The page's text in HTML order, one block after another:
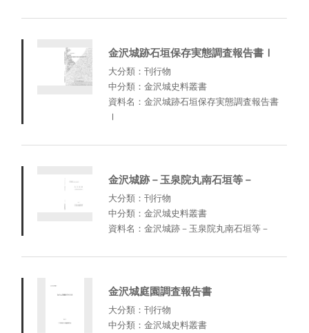
金沢城跡石垣保存実態調査報告書Ⅰ
大分類：刊行物
中分類：金沢城史料叢書
資料名：金沢城跡石垣保存実態調査報告書
Ⅰ
金沢城跡－玉泉院丸南石垣等－
大分類：刊行物
中分類：金沢城史料叢書
資料名：金沢城跡－玉泉院丸南石垣等－
金沢城庭園調査報告書
大分類：刊行物
中分類：金沢城史料叢書